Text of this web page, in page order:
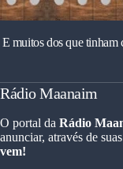
E muitos dos que tinham
Rádio Maanaim
O portal da Rádio
anunciar, através de
vem!